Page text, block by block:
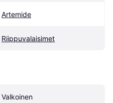
Artemide
Riippuvalaisimet
Valkoinen